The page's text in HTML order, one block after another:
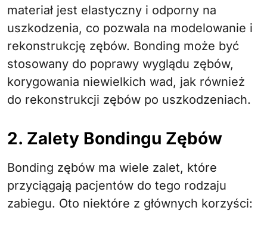
materiał jest elastyczny i odporny na
uszkodzenia, co pozwala na modelowanie i
rekonstrukcję zębów. Bonding może być
stosowany do poprawy wyglądu zębów,
korygowania niewielkich wad, jak również
do rekonstrukcji zębów po uszkodzeniach.
2. Zalety Bondingu Zębów
Bonding zębów ma wiele zalet, które
przyciągają pacjentów do tego rodzaju
zabiegu. Oto niektóre z głównych korzyści: